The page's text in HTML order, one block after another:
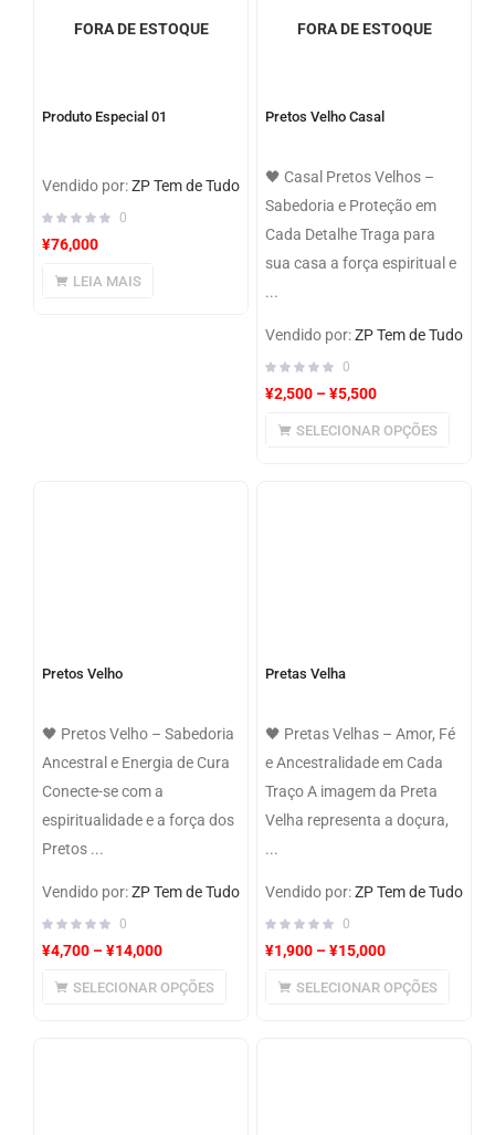
FORA DE ESTOQUE
Produto Especial 01
Vendido por:ZP Tem de Tudo
0
¥76,000
LEIA MAIS
FORA DE ESTOQUE
Pretos Velho Casal
🖤 Casal Pretos Velhos –
Sabedoria e Proteção em
Cada Detalhe Traga para
sua casa a força espiritual e
...
Vendido por:ZP Tem de Tudo
0
¥2,500 –¥5,500
SELECIONAR OPÇÕES
Pretos Velho
🖤 Pretos Velho – Sabedoria
Ancestral e Energia de Cura
Conecte-se com a
espiritualidade e a força dos
Pretos ...
Vendido por:ZP Tem de Tudo
0
¥4,700 –¥14,000
SELECIONAR OPÇÕES
Pretas Velha
🖤 Pretas Velhas – Amor, Fé
e Ancestralidade em Cada
Traço A imagem da Preta
Velha representa a doçura,
...
Vendido por:ZP Tem de Tudo
0
¥1,900 –¥15,000
SELECIONAR OPÇÕES